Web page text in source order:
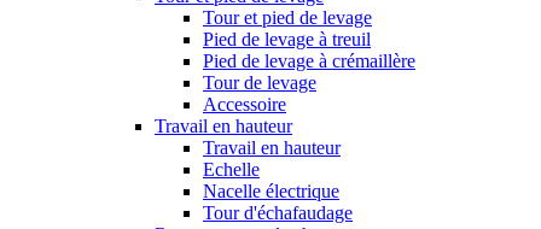
Tour et pied de levage
Pied de levage à treuil
Pied de levage à crémaillère
Tour de levage
Accessoire
Travail en hauteur
Travail en hauteur
Echelle
Nacelle électrique
Tour d'échafaudage